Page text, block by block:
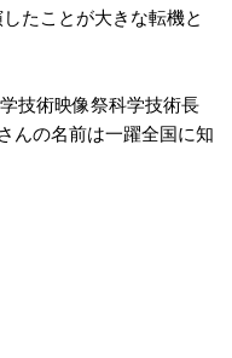
たことが大きな転機と
技術映像祭科学技術長
んの名前は一躍全国に知